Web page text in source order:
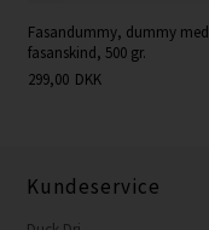
Fasandummy, dummy med
fasanskind, 500 gr.
299,00 DKK
Kundeservice